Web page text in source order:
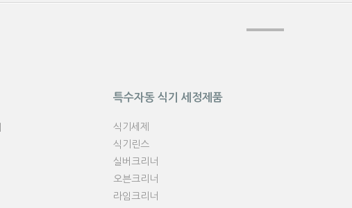
특수자동 식기 세정제품
식기세제
식기린스
실버크리너
오븐크리너
라임크리너